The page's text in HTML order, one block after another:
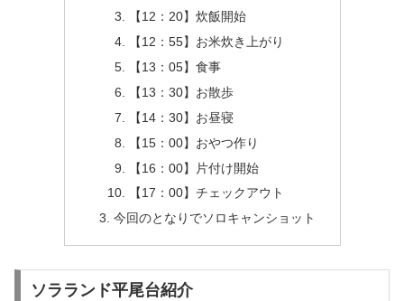
【12：20】炊飯開始
【12：55】お米炊き上がり
【13：05】食事
【13：30】お散歩
【14：30】お昼寝
【15：00】おやつ作り
【16：00】片付け開始
【17：00】チェックアウト
今回のとなりでソロキャンショット
ソラランド平尾台紹介